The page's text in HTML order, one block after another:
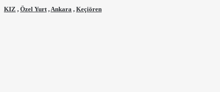
KIZ , Özel Yurt , Ankara , Keçiören